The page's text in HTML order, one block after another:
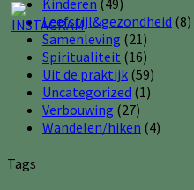
Leefstijl&gezondheid (8)
Samenleving (21)
Spiritualiteit (16)
Uit de praktijk (59)
Uncategorized (1)
Verbouwing (27)
Wandelen/hiken (4)
Tags